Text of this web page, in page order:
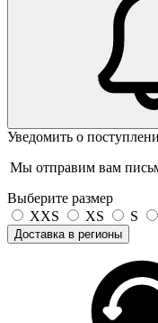
Уведомить о
Мы отправим вам
Выберите размер
XXS
XS S
Доставка в регионы